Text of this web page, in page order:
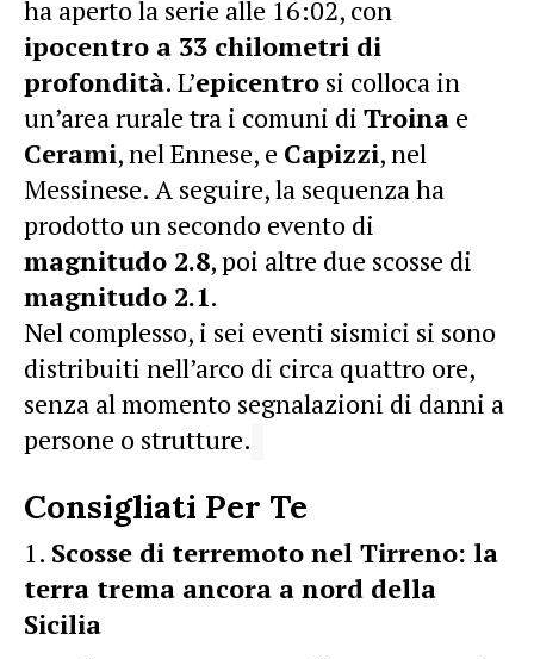
ha aperto la serie alle 16:02, con
ipocentro a 33 chilometri di
profondità. L’epicentro si colloca in
un’area rurale tra i comuni di Troina e
Cerami, nel Ennese, e Capizzi, nel
Messinese. A seguire, la sequenza ha
prodotto un secondo evento di
magnitudo 2.8, poi altre due scosse di
magnitudo 2.1.
Nel complesso, i sei eventi sismici si sono
distribuiti nell’arco di circa quattro ore,
senza al momento segnalazioni di danni a
persone o strutture.
Consigliati Per Te
Scosse di terremoto nel Tirreno: la
terra trema ancora a nord della
Sicilia